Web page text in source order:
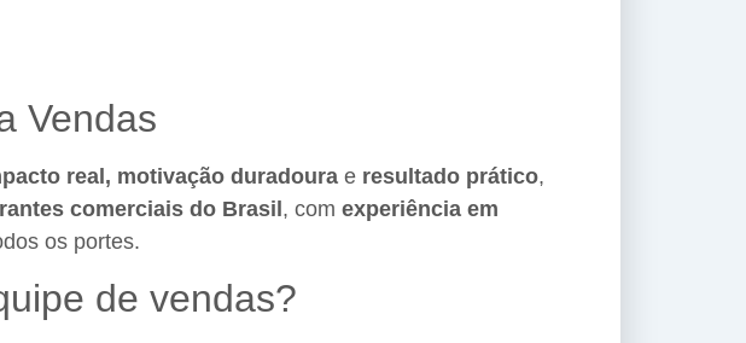
Vendas
real, motivação duradoura e resultado prático,
comerciais do Brasil, com experiência em
os portes.
de vendas?